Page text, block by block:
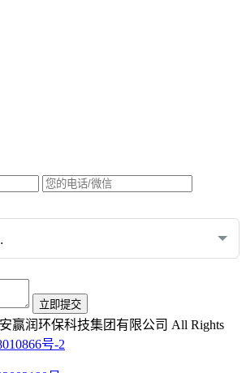
赢润环保科技集团有限公司 All Rights
号-2